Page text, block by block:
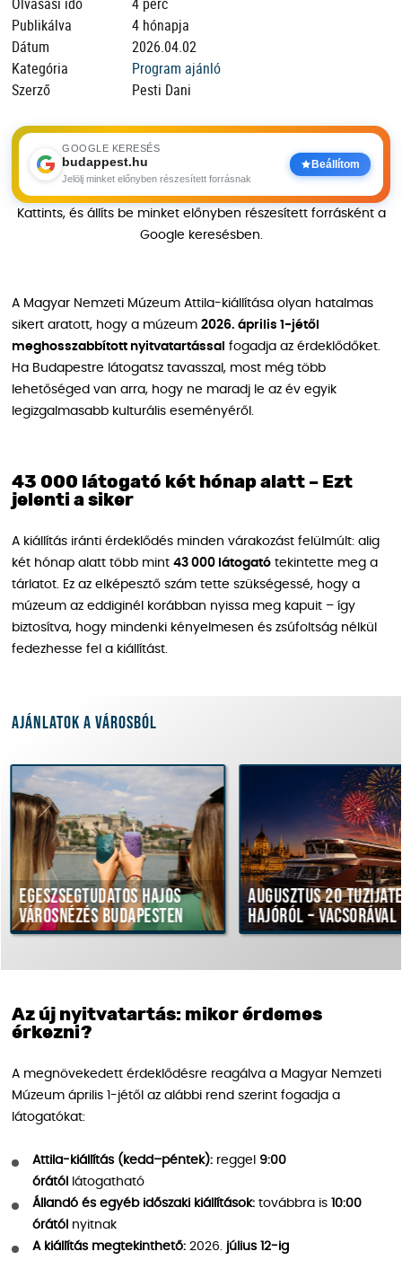
Publikálva
4 hónapja
Dátum
2026.04.02
Kategória
Program ajánló
Szerző
Pesti Dani
GOOGLE KERESÉS
budappest.hu
Jelölj minket előnyben részesített forrásnak
Beállítom
Kattints, és állíts be minket előnyben részesített forrásként a
Google keresésben.
A Magyar Nemzeti Múzeum Attila-kiállítása olyan hatalmas
sikert aratott, hogy a múzeum 2026. április 1-jétől
meghosszabbított nyitvatartással fogadja az érdeklődőket.
Ha Budapestre látogatsz tavasszal, most még több
lehetőséged van arra, hogy ne maradj le az év egyik
legizgalmasabb kulturális eseményéről.
43 000 látogató két hónap alatt – Ezt
jelenti a siker
A kiállítás iránti érdeklődés minden várakozást felülmúlt: alig
két hónap alatt több mint 43 000 látogató tekintette meg a
tárlatot. Ez az elképesztő szám tette szükségessé, hogy a
múzeum az eddiginél korábban nyissa meg kapuit – így
biztosítva, hogy mindenki kényelmesen és zsúfoltság nélkül
fedezhesse fel a kiállítást.
Ajánlatok a városból
hajós
Budapesten
Augusztus 20 tűzijáték
hajóról – vacsorával
Az új nyitvatartás: mikor érdemes
érkezni?
A megnövekedett érdeklődésre reagálva a Magyar Nemzeti
Múzeum április 1-jétől az alábbi rend szerint fogadja a
látogatókat:
Attila-kiállítás (kedd–péntek): reggel 9:00
órától
látogatható
Állandó és egyéb időszaki kiállítások: továbbra is 10:00
órától nyitnak
A kiállítás megtekinthető: 2026. július 12-ig